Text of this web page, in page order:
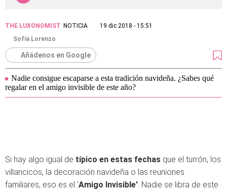
THE LUXONOMIST NOTICIA
19 dic 2018 - 15:51
Sofía Lorenzo
Añádenos en Google
Nadie consigue escaparse a esta tradición navideña. ¿Sabes qué
regalar en el amigo invisible de este año?
Si hay algo igual de típico en estas fechas que el turrón, los
villancicos, la decoración navideña o las reuniones
familiares, eso es el 'Amigo Invisible'. Nadie se libra de este